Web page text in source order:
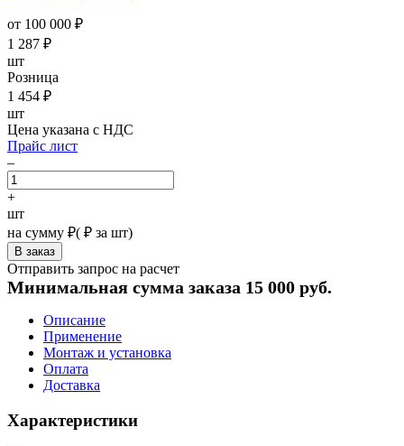
от 100 000 ₽
1 287 ₽
шт
Розница
1 454 ₽
шт
Цена указана с НДС
Прайс лист
–
+
шт
на сумму ₽( ₽ за шт)
Отправить запрос на расчет
Минимальная сумма заказа 15 000 руб.
Описание
Применение
Монтаж и установка
Оплата
Доставка
Характеристики